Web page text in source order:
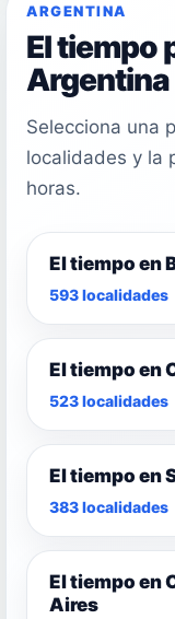
ARGENTINA
El tiempo
Argentina
Selecciona una
localidades y la
horas.
El tiempo en
593 localidades
El tiempo en
523 localidades
El tiempo en
383 localidades
El tiempo en
Aires